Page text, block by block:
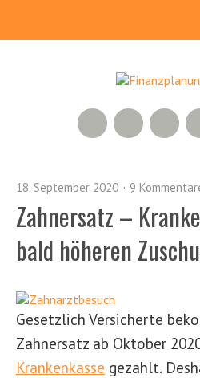
Xing
RSS Feed
18. September 2020 9
Zahnersatz –
bald höheren
Gesetzlich Versicherte
Zahnersatz ab Oktober
Krankenkasse gezahlt.